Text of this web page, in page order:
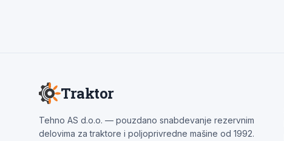
Traktor
Tehno AS d.o.o. — pouzdano snabdevanje rezervnim
delovima za traktore i poljoprivredne mašine od 1992.